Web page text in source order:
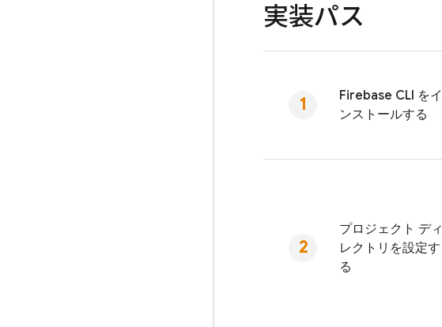
実装パス
Firebase CLI をイ
ンストールする
プロジェクト ディ
レクトリを設定す
る